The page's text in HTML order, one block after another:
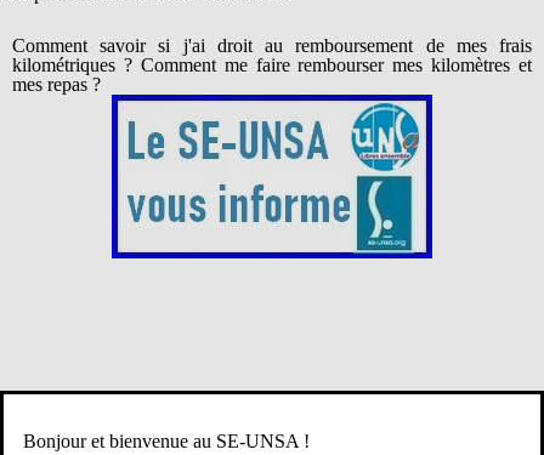
Comment savoir si j'ai droit au remboursement de mes frais
kilométriques ? Comment me faire rembourser mes kilomètres et
mes repas ?
Bonjour et bienvenue au SE-UNSA !